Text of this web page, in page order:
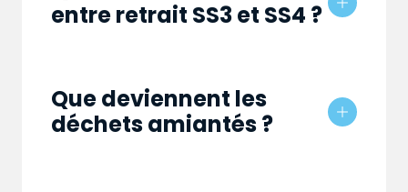
entre retrait SS3 et SS4 ?
Que deviennent les
déchets amiantés ?